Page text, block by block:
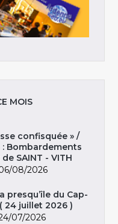
MOIS
confisquée » /
: Bombardements
SAINT - VITH
08/2026
presqu’île du Cap-
24 juillet 2026 )
07/2026